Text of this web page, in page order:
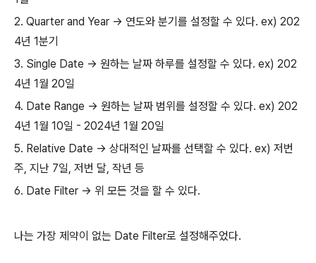
2. Quarter and Year -> 연도와 분기를 설정할 수 있다. ex) 202
4년 1분기
3. Single Date -> 원하는 날짜 하루를 설정할 수 있다. ex) 202
4년 1월 20일
4. Date Range -> 원하는 날짜 범위를 설정할 수 있다. ex) 202
4년 1월 10일 - 2024년 1월 20일
5. Relative Date -> 상대적인 날짜를 선택할 수 있다. ex) 저번
주, 지난 7일, 저번 달, 작년 등
6. Date Filter -> 위 모든 것을 할 수 있다.
나는 가장 제약이 없는 Date Filter로 설정해주었다.